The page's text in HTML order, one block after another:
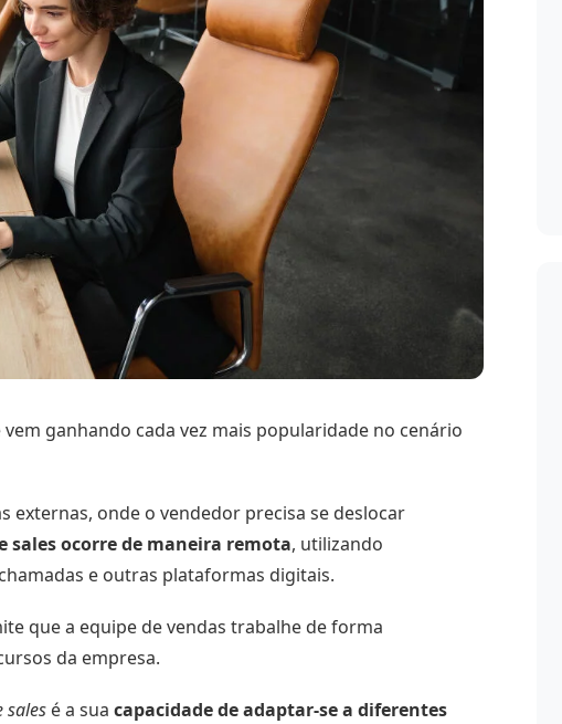
ganhando cada vez mais popularidade no cenário
externas, onde o vendedor precisa se deslocar
sales ocorre de maneira remota, utilizando
e outras plataformas digitais.
que a equipe de vendas trabalhe de forma
da empresa.
sales é a sua capacidade de adaptar-se a diferentes